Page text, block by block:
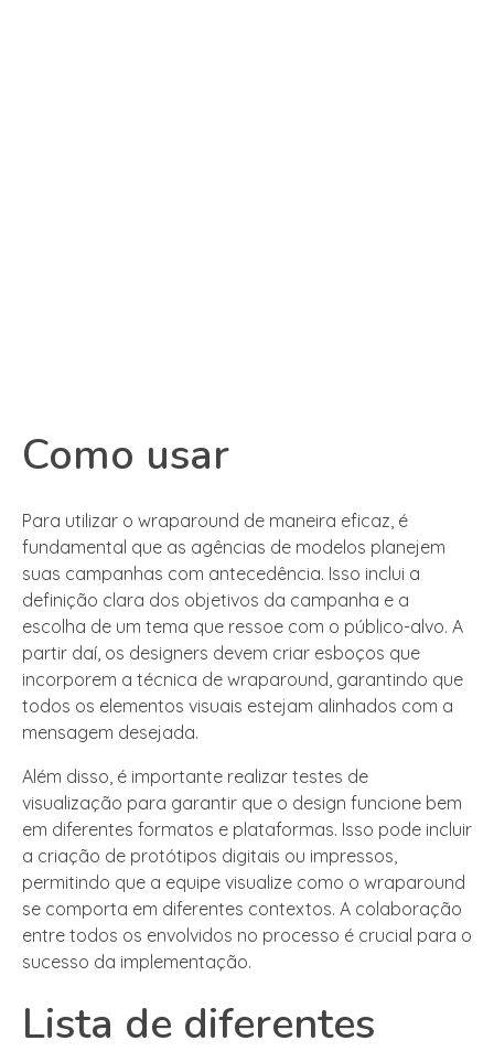
Como usar
Para utilizar o wraparound de maneira eficaz, é
fundamental que as agências de modelos planejem
suas campanhas com antecedência. Isso inclui a
definição clara dos objetivos da campanha e a
escolha de um tema que ressoe com o público-alvo. A
partir daí, os designers devem criar esboços que
incorporem a técnica de wraparound, garantindo que
todos os elementos visuais estejam alinhados com a
mensagem desejada.
Além disso, é importante realizar testes de
visualização para garantir que o design funcione bem
em diferentes formatos e plataformas. Isso pode incluir
a criação de protótipos digitais ou impressos,
permitindo que a equipe visualize como o wraparound
se comporta em diferentes contextos. A colaboração
entre todos os envolvidos no processo é crucial para o
sucesso da implementação.
Lista de diferentes